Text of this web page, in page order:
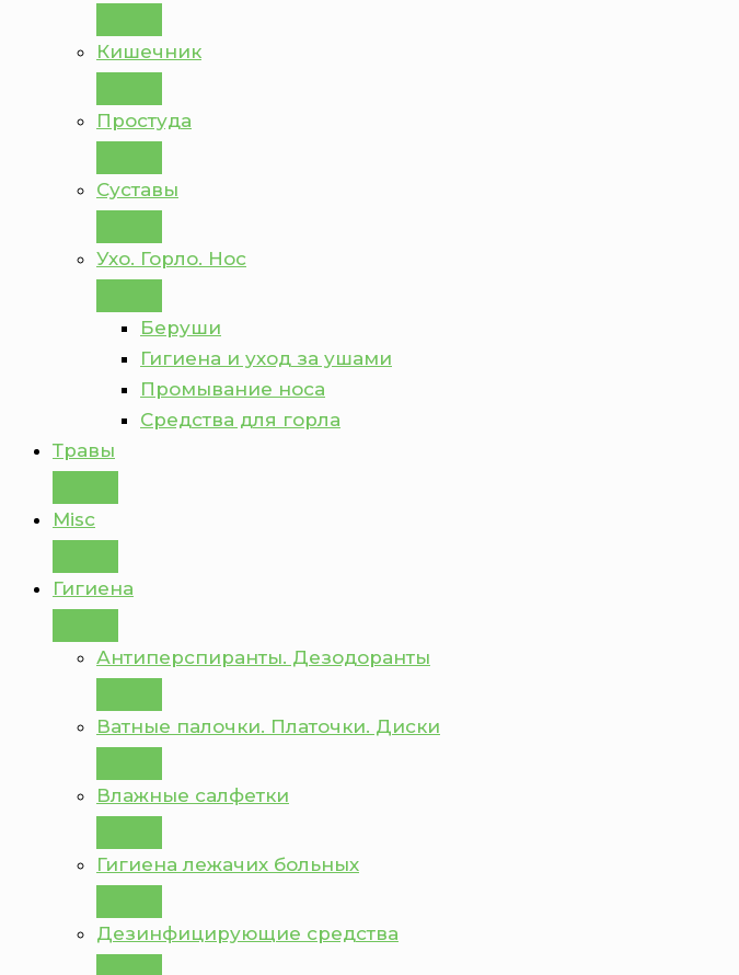
Кишечник
Простуда
Суставы
Ухо. Горло. Нос
Беруши
Гигиена и уход за ушами
Промывание носа
Средства для горла
Травы
Misc
Гигиена
Антиперспиранты. Дезодоранты
Ватные палочки. Платочки. Диски
Влажные салфетки
Гигиена лежачих больных
Дезинфицирующие средства